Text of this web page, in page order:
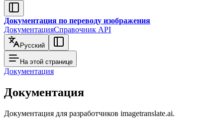
Документация по переводу изображения
ДокументацияСправочник API
Русский
На этой странице
Документация
Документация
Документация для разработчиков imagetranslate.ai.